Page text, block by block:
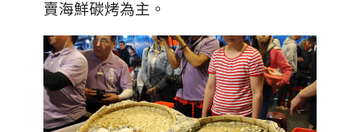
賣海鮮碳烤為主。